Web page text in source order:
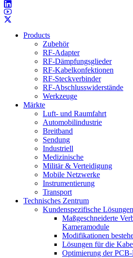
Products
Zubehör
RF-Adapter
RF-Dämpfungsglieder
RF-Kabelkonfektionen
RF-Steckverbinder
RF-Abschlusswiderstände
Werkzeuge
Märkte
Luft- und Raumfahrt
Automobilindustrie
Breitband
Sendung
Industriell
Medizinische
Militär & Verteidigung
Mobile Netzwerke
Instrumentierung
Transport
Technisches Zentrum
Kundenspezifische Lösungen
Maßgeschneiderte
Kameramodule
Modifikationen
Lösungen für die
Optimierung der